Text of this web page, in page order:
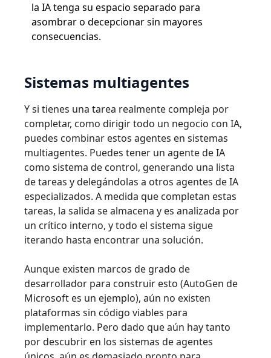
la IA tenga su espacio separado para
asombrar o decepcionar sin mayores
consecuencias.
Sistemas multiagentes
Y si tienes una tarea realmente compleja por
completar, como dirigir todo un negocio con IA,
puedes combinar estos agentes en sistemas
multiagentes. Puedes tener un agente de IA
como sistema de control, generando una lista
de tareas y delegándolas a otros agentes de IA
especializados. A medida que completan estas
tareas, la salida se almacena y es analizada por
un crítico interno, y todo el sistema sigue
iterando hasta encontrar una solución.
Aunque existen marcos de grado de
desarrollador para construir esto (AutoGen de
Microsoft es un ejemplo), aún no existen
plataformas sin código viables para
implementarlo. Pero dado que aún hay tanto
por descubrir en los sistemas de agentes